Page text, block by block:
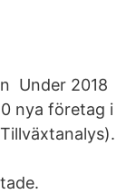
Under 2018
nya företag i